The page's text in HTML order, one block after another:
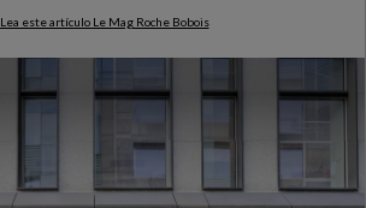
Lea este artículo Le Mag Roche Bobois
Milan Design Week 2026